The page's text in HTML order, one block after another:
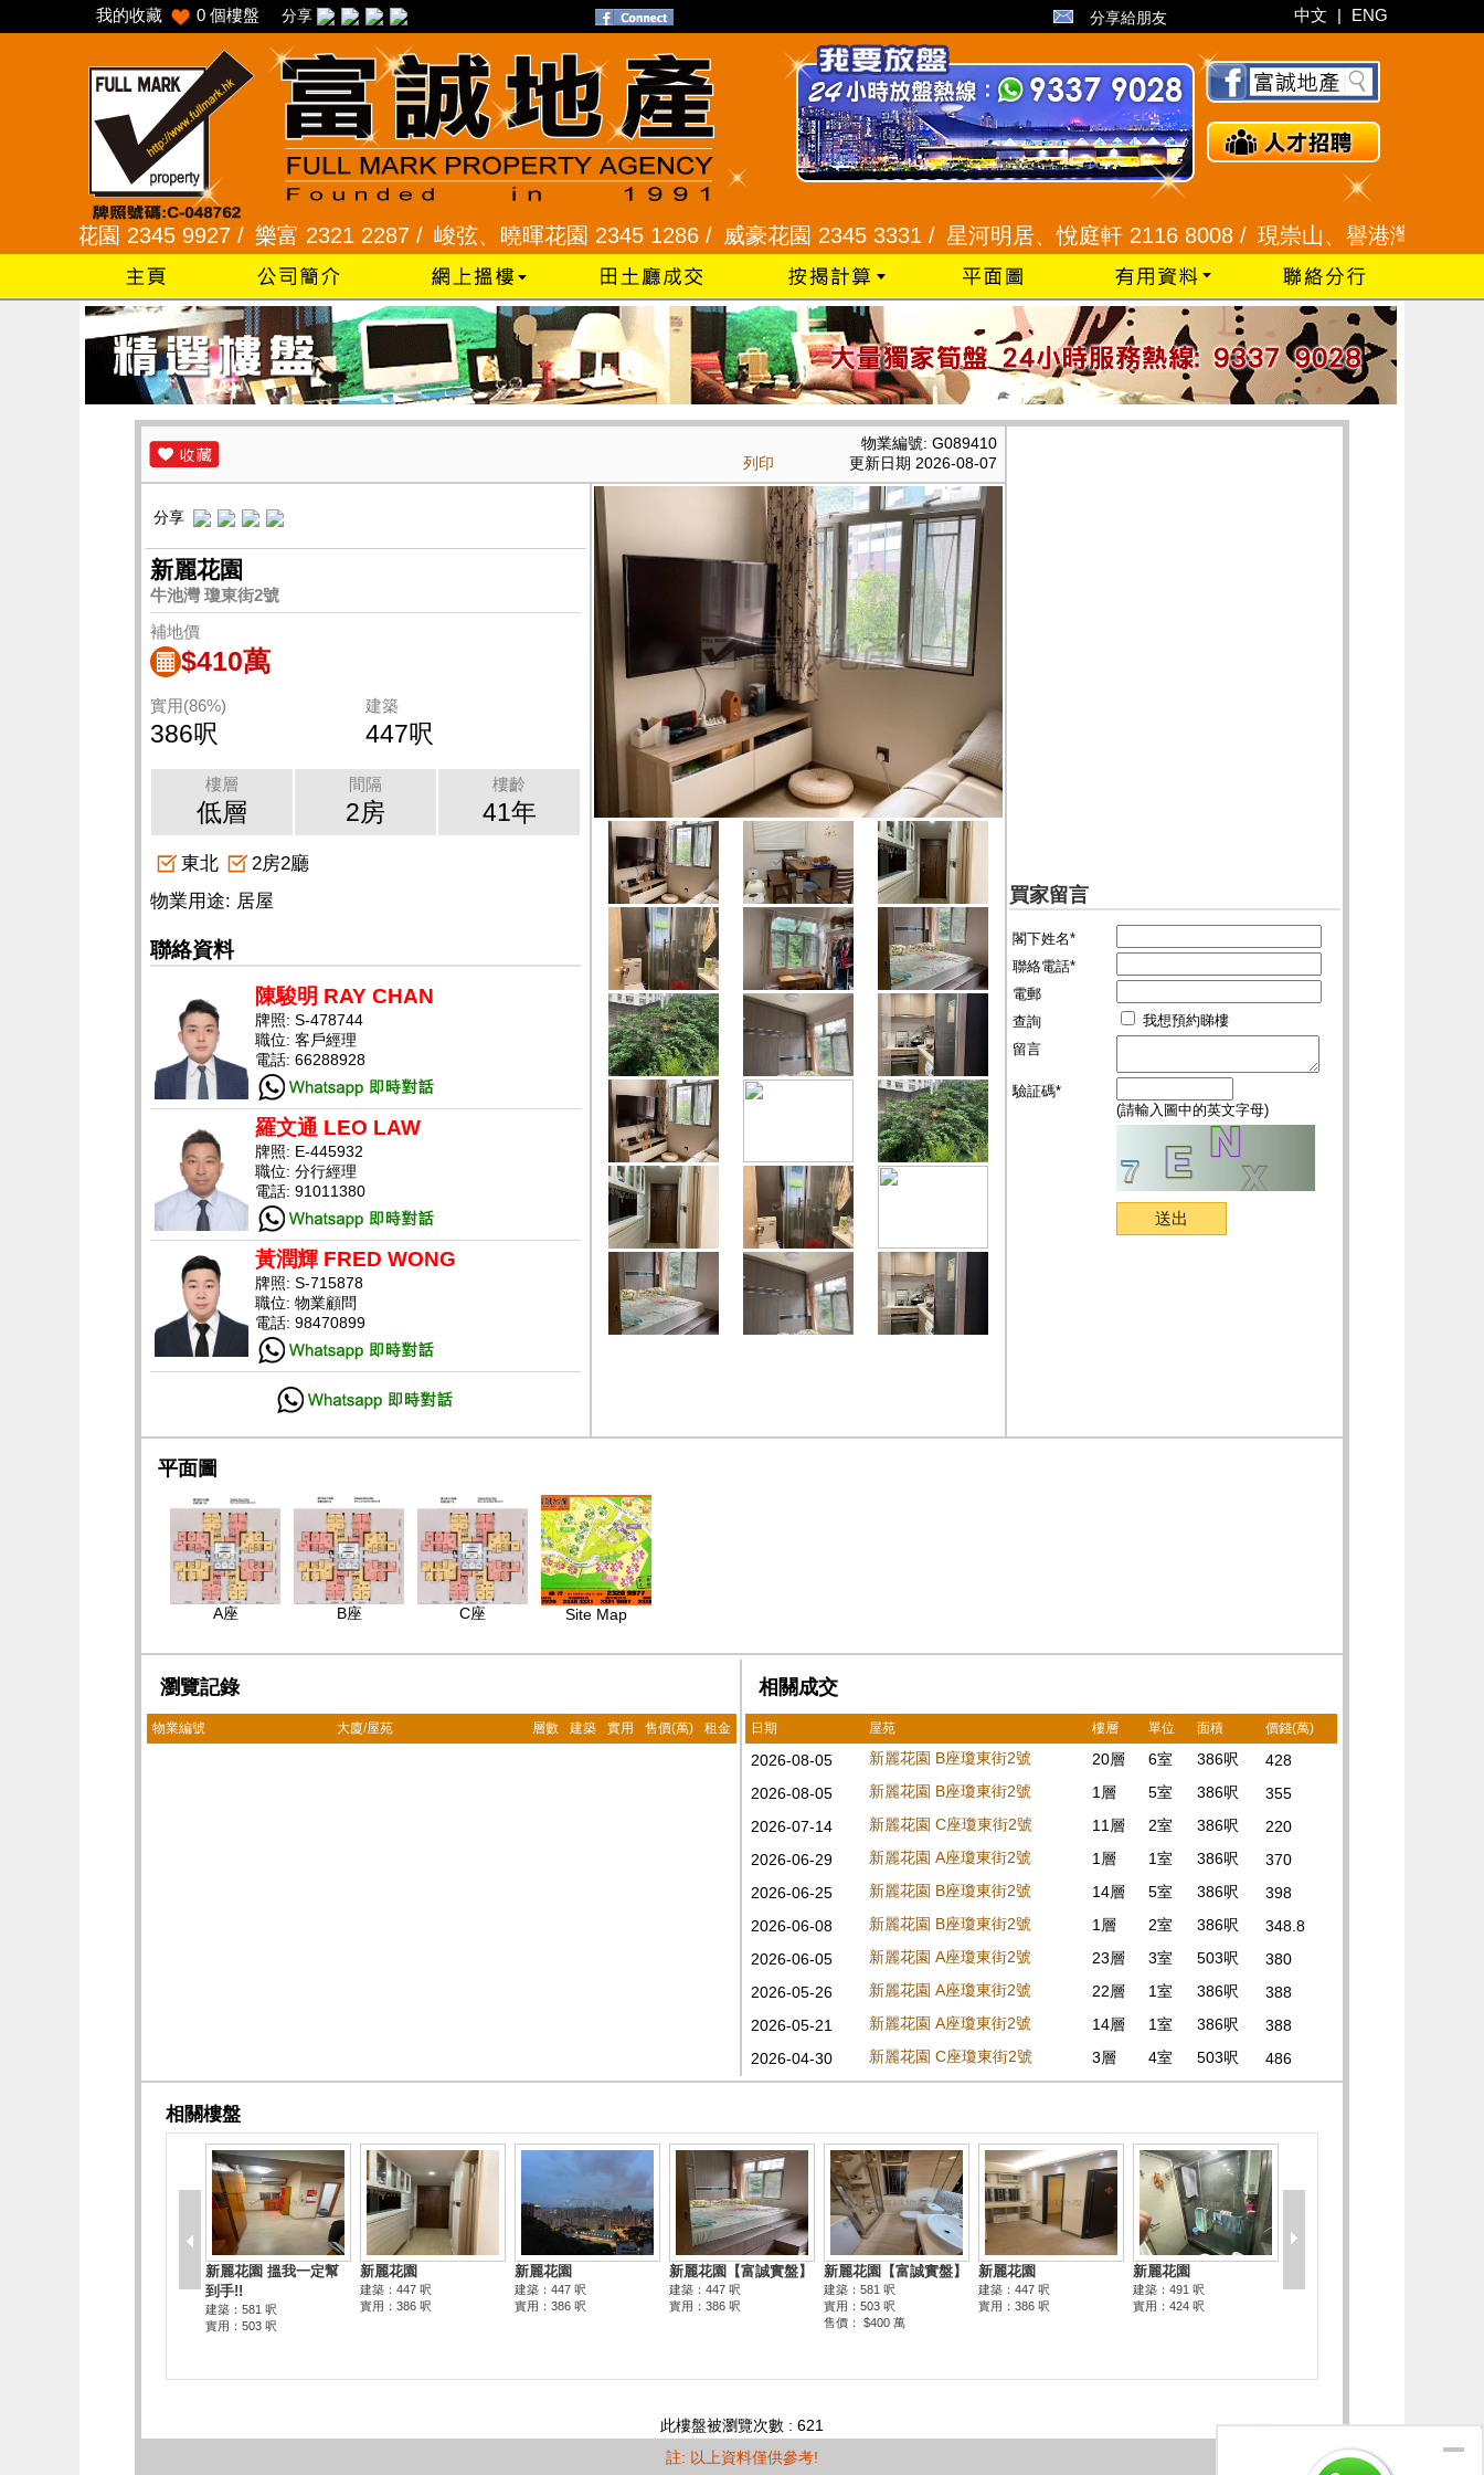
我的收藏 0 個樓盤 分享 分享給朋友 中文 | ENG
花園 2345 9927 /樂富 2321 2287 /峻弦、曉暉花園 2345 1286 /威豪花園 2345 3331 /星河明居、悅庭軒 2116 8008 /現崇山、譽港灣 2345 9926 /
列印
物業編號: G089410
更新日期 2026-08-07
買家留言
閣下姓名*
聯絡電話*
電郵
查詢
我想預約睇樓
留言
驗証碼*
(請輸入圖中的英文字母)
分享
新麗花園
牛池灣 瓊東街2號
補地價
$410萬
實用(86%)
386呎
建築
447呎
樓層
低層
間隔
2房
樓齡
41年
東北
2房2廳
物業用途: 居屋
聯絡資料
陳駿明 RAY CHAN
牌照: S-478744
職位: 客戶經理
電話: 66288928
羅文通 LEO LAW
牌照: E-445932
職位: 分行經理
電話: 91011380
黃潤輝 FRED WONG
牌照: S-715878
職位: 物業顧問
電話: 98470899
平面圖
A座 B座 C座 Site Map
瀏覽記錄
物業編號 大廈/屋苑 層數 建築 實用 售價(萬) 租金
相關成交
日期 屋苑 樓層 單位 面積 價錢(萬)
2026-08-05 新麗花園 B座瓊東街2號 20層 6室 386呎
428
2026-08-05
新麗花園 B座瓊東街2號 1層 5室 386呎
355
2026-07-14
新麗花園 C座瓊東街2號 11層 2室 386呎
220
2026-06-29
新麗花園 A座瓊東街2號 1層 1室 386呎
370
2026-06-25
新麗花園 B座瓊東街2號 14層 5室 386呎
398
2026-06-08
新麗花園 B座瓊東街2號 1層 2室 386呎
348.8
2026-06-05
新麗花園 A座瓊東街2號 23層 3室 503呎
380
2026-05-26
新麗花園 A座瓊東街2號 22層 1室 386呎
388
2026-05-21
新麗花園 A座瓊東街2號 14層 1室 386呎
388
2026-04-30
新麗花園 C座瓊東街2號 3層 4室 503呎 486
此樓盤被瀏覽次數 : 621
註: 以上資料僅供參考!